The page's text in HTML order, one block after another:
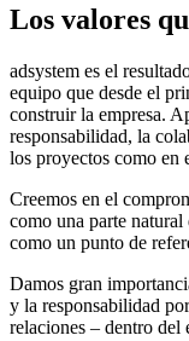
Los valores
adsystem es el
equipo que desde el
construir la empresa.
responsabilidad, la
los proyectos como en
Creemos en el
como una parte
como un punto de
Damos gran
y la responsabilidad
relaciones – dentro del